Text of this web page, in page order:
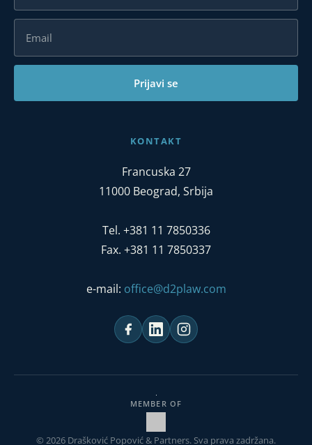
Prijavi se
KONTAKT
Francuska 27
11000 Beograd, Srbija
Tel. +381 11 7850336
Fax. +381 11 7850337
e-mail: office@d2plaw.com
MEMBER OF
© 2026 Drašković Popović & Partners. Sva prava zadržana.